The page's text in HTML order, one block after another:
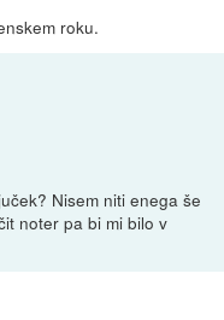
roku.
Nisem niti enega še
noter pa bi mi bilo v